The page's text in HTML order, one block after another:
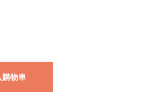
購物車